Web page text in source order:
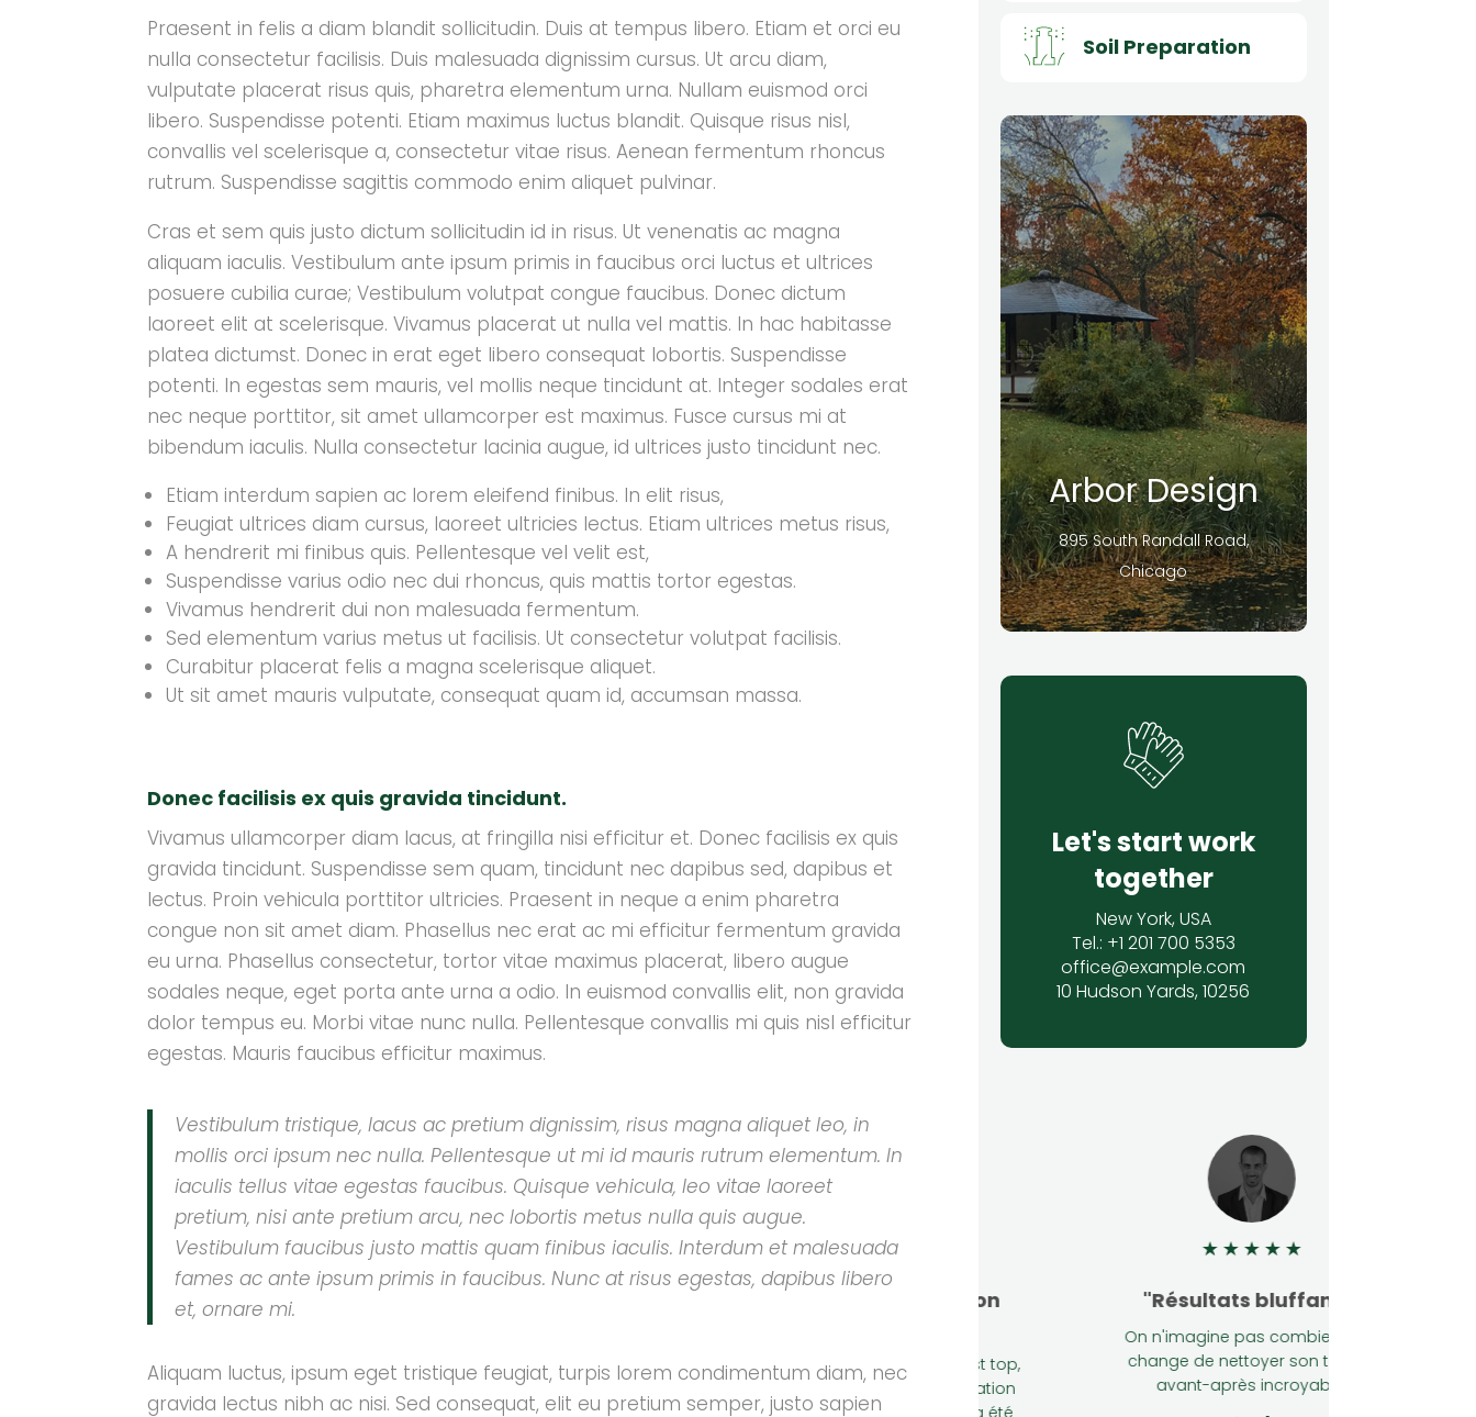
Praesent in felis a diam blandit sollicitudin. Duis at tempus libero. Etiam et orci eu
nulla consectetur facilisis. Duis malesuada dignissim cursus. Ut arcu diam,
vulputate placerat risus quis, pharetra elementum urna. Nullam euismod orci
libero. Suspendisse potenti. Etiam maximus luctus blandit. Quisque risus nisl,
convallis vel scelerisque a, consectetur vitae risus. Aenean fermentum rhoncus
rutrum. Suspendisse sagittis commodo enim aliquet pulvinar.
Cras et sem quis justo dictum sollicitudin id in risus. Ut venenatis ac magna
aliquam iaculis. Vestibulum ante ipsum primis in faucibus orci luctus et ultrices
posuere cubilia curae; Vestibulum volutpat congue faucibus. Donec dictum
laoreet elit at scelerisque. Vivamus placerat ut nulla vel mattis. In hac habitasse
platea dictumst. Donec in erat eget libero consequat lobortis. Suspendisse
potenti. In egestas sem mauris, vel mollis neque tincidunt at. Integer sodales erat
nec neque porttitor, sit amet ullamcorper est maximus. Fusce cursus mi at
bibendum iaculis. Nulla consectetur lacinia augue, id ultrices justo tincidunt nec.
Etiam interdum sapien ac lorem eleifend finibus. In elit risus,
Feugiat ultrices diam cursus, laoreet ultricies lectus. Etiam ultrices metus risus,
A hendrerit mi finibus quis. Pellentesque vel velit est,
Suspendisse varius odio nec dui rhoncus, quis mattis tortor egestas.
Vivamus hendrerit dui non malesuada fermentum.
Sed elementum varius metus ut facilisis. Ut consectetur volutpat facilisis.
Curabitur placerat felis a magna scelerisque aliquet.
Ut sit amet mauris vulputate, consequat quam id, accumsan massa.
Donec facilisis ex quis gravida tincidunt.
Vivamus ullamcorper diam lacus, at fringilla nisi efficitur et. Donec facilisis ex quis
gravida tincidunt. Suspendisse sem quam, tincidunt nec dapibus sed, dapibus et
lectus. Proin vehicula porttitor ultricies. Praesent in neque a enim pharetra
congue non sit amet diam. Phasellus nec erat ac mi efficitur fermentum gravida
eu urna. Phasellus consectetur, tortor vitae maximus placerat, libero augue
sodales neque, eget porta ante urna a odio. In euismod convallis elit, non gravida
dolor tempus eu. Morbi vitae nunc nulla. Pellentesque convallis mi quis nisl efficitur
egestas. Mauris faucibus efficitur maximus.
Vestibulum tristique, lacus ac pretium dignissim, risus magna aliquet leo, in
mollis orci ipsum nec nulla. Pellentesque ut mi id mauris rutrum elementum. In
iaculis tellus vitae egestas faucibus. Quisque vehicula, leo vitae laoreet
pretium, nisi ante pretium arcu, nec lobortis metus nulla quis augue.
Vestibulum faucibus justo mattis quam finibus iaculis. Interdum et malesuada
fames ac ante ipsum primis in faucibus. Nunc at risus egestas, dapibus libero
et, ornare mi.
Aliquam luctus, ipsum eget tristique feugiat, turpis lorem condimentum diam, nec
gravida lectus nibh ac nisi. Sed consequat, elit eu pretium semper, justo sapien
Soil Preparation
Arbor Design
895 South Randall Road,
Chicago
Let's start work
together
New York, USA
Tel.: +1 201 700 5353
office@example.com
10 Hudson Yards, 10256
★★ ★★★
"Qualité et serviable"
résultat qui l'est tout autant!
Lucas Doe
★★★★☆
"Une communication
Non seulement le service est top,
mais surtout la communication
avec Sylvain et Sebastien a été
★
"Résultats bluffants"
On n'imagine pas combien cela
change de nettoyer son toit! Un
avant-après incroyable.